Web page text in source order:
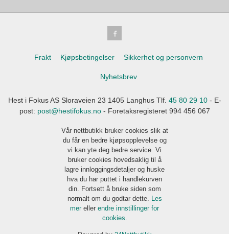
Frakt Kjøpsbetingelser Sikkerhet og personvern
Nyhetsbrev
Hest i Fokus AS Sloraveien 23 1405 Langhus Tlf. 45 80 29 10- E-
post: post@hestifokus.no- Foretaksregisteret 994 456 067
Vår nettbutikk bruker cookies slik at
du får en bedre kjøpsopplevelse og
vi kan yte deg bedre service. Vi
bruker cookies hovedsaklig til å
lagre innloggingsdetaljer og huske
hva du har puttet i handlekurven
din. Fortsett å bruke siden som
normalt om du godtar dette.
Les
mer eller endre innstillinger for
cookies.